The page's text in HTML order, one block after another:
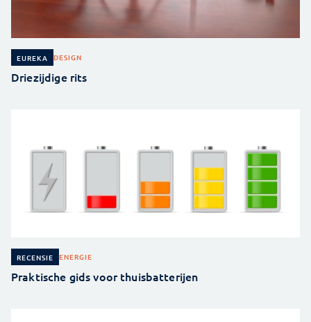
EUREKA DESIGN
Driezijdige rits
RECENSIE ENERGIE
Praktische gids voor thuisbatterijen